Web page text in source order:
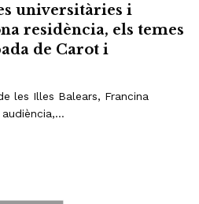
universitàries i
residència, els temes
de Carot i
les Illes Balears, Francina